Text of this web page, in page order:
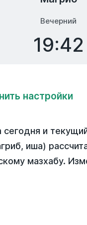
Вечерний
19:42
настройки
сегодня и
иша)
мазхабу.